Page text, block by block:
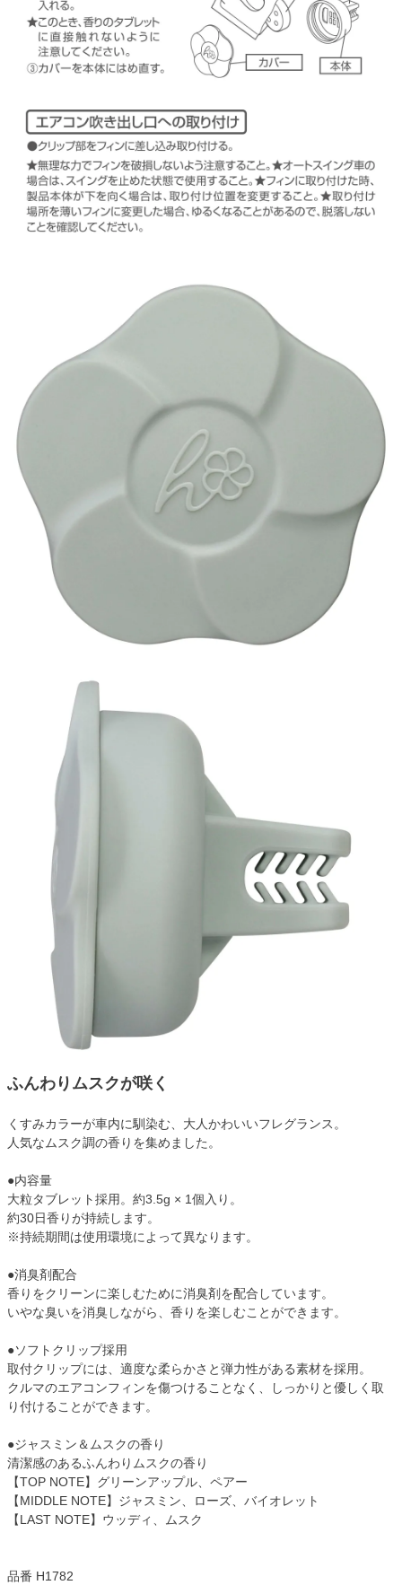
ふんわりムスクが咲く
くすみカラーが車内に馴染む、大人かわいいフレグランス。
人気なムスク調の香りを集めました。
●内容量
大粒タブレット採用。約3.5g × 1個入り。
約30日香りが持続します。
※持続期間は使用環境によって異なります。
●消臭剤配合
香りをクリーンに楽しむために消臭剤を配合しています。
いやな臭いを消臭しながら、香りを楽しむことができます。
●ソフトクリップ採用
取付クリップには、適度な柔らかさと弾力性がある素材を採用。
クルマのエアコンフィンを傷つけることなく、しっかりと優しく取
り付けることができます。
●ジャスミン＆ムスクの香り
清潔感のあるふんわりムスクの香り
【TOP NOTE】グリーンアップル、ペアー
【MIDDLE NOTE】ジャスミン、ローズ、バイオレット
【LAST NOTE】ウッディ、ムスク
品番 H1782